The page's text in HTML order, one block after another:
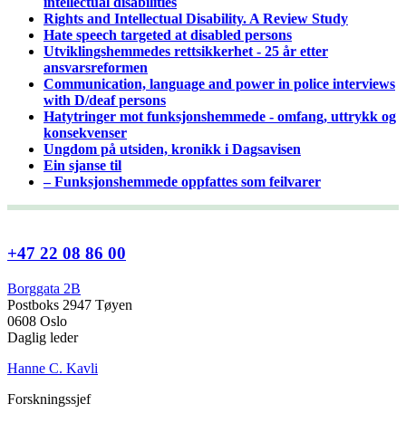
Rights and Intellectual Disability. A Review Study
Hate speech targeted at disabled persons
Utviklingshemmedes rettsikkerhet - 25 år etter
ansvarsreformen
Communication, language and power in police interviews
with D/deaf persons
Hatytringer mot funksjonshemmede - omfang, uttrykk og
konsekvenser
Ungdom på utsiden, kronikk i Dagsavisen
Ein sjanse til
– Funksjonshemmede oppfattes som feilvarer
+47 22 08 86 00
Borggata 2B
Postboks 2947 Tøyen
0608 Oslo
Daglig leder
Hanne C. Kavli
Forskningssjef